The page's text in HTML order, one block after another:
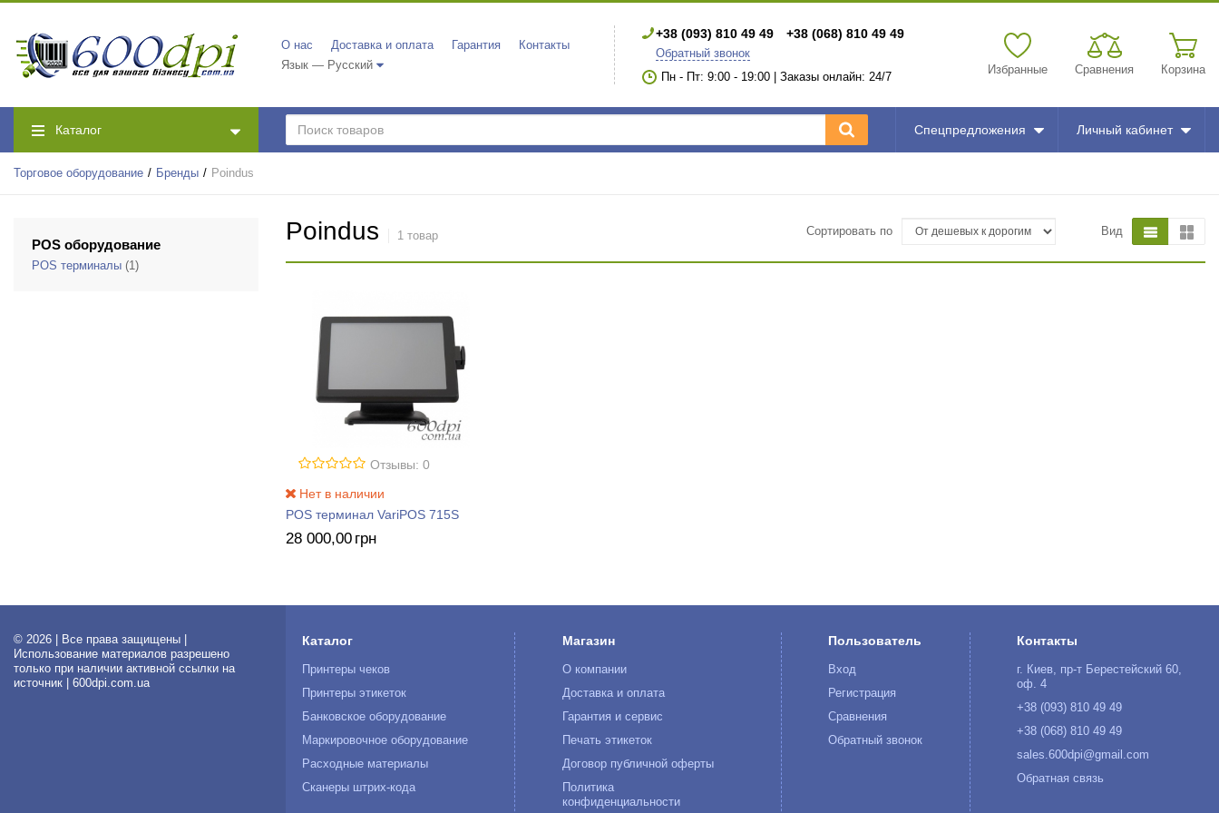
О нас Доставка и оплата Гарантия
Контакты
Язык — Русский
+38 (093) 810 49 49 +38 (068) 810 49 49
Обратный звонок
Пн - Пт: 9:00 - 19:00 | Заказы онлайн: 24/7
Избранные Сравнения Корзина
Каталог Спецпредложения Личный кабинет
Торговое оборудование Бренды Poindus
POS оборудование
POS терминалы (1)
Poindus 1 товар Сортировать по Вид
Отзывы: 0
Нет в наличии
POS терминал VariPOS 715S
28 000,00 грн
© 2026 | Все права защищены |
Использование материалов разрешено
только при наличии активной ссылки на
источник | 600dpi.com.ua
Каталог
Принтеры чеков
Принтеры этикеток
Банковское оборудование
Маркировочное оборудование
Расходные материалы
Сканеры штрих-кода
Магазин
О компании
Доставка и оплата
Гарантия и сервис
Печать этикеток
Договор публичной оферты
Политика
конфиденциальности
Пользователь
Вход
Регистрация
Сравнения
Обратный звонок
Контакты
г. Киев, пр-т Берестейский 60,
оф. 4
+38 (093) 810 49 49
+38 (068) 810 49 49
sales.600dpi@gmail.com
Обратная связь